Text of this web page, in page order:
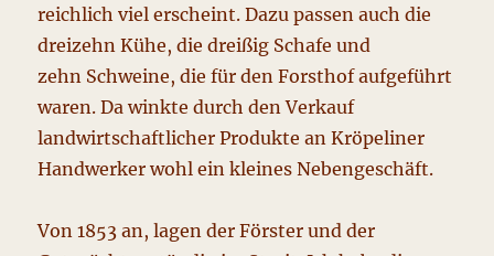
reichlich viel erscheint. Dazu passen auch die
dreizehn Kühe, die dreißig Schafe und
zehn Schweine, die für den Forsthof aufgeführt
waren. Da winkte durch den Verkauf
landwirtschaftlicher Produkte an Kröpeliner
Handwerker wohl ein kleines Nebengeschäft.
Von 1853 an, lagen der Förster und der